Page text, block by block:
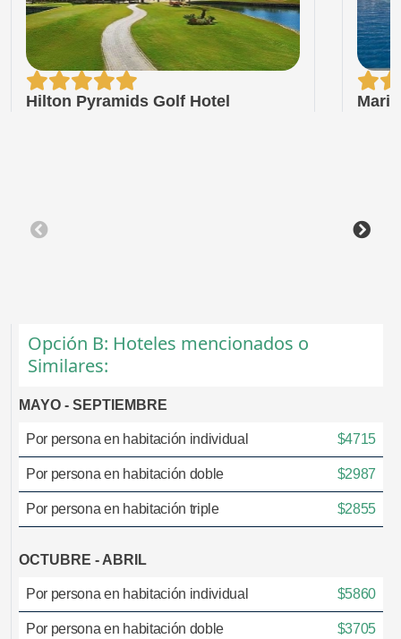
Hilton Pyramids Golf Hotel
Opción B: Hoteles mencionados o
Similares:
MAYO - SEPTIEMBRE
Por persona en habitación individual $4715
Por persona en habitación doble $2987
Por persona en habitación triple $2855
OCTUBRE - ABRIL
Por persona en habitación individual $5860
Por persona en habitación doble $3705